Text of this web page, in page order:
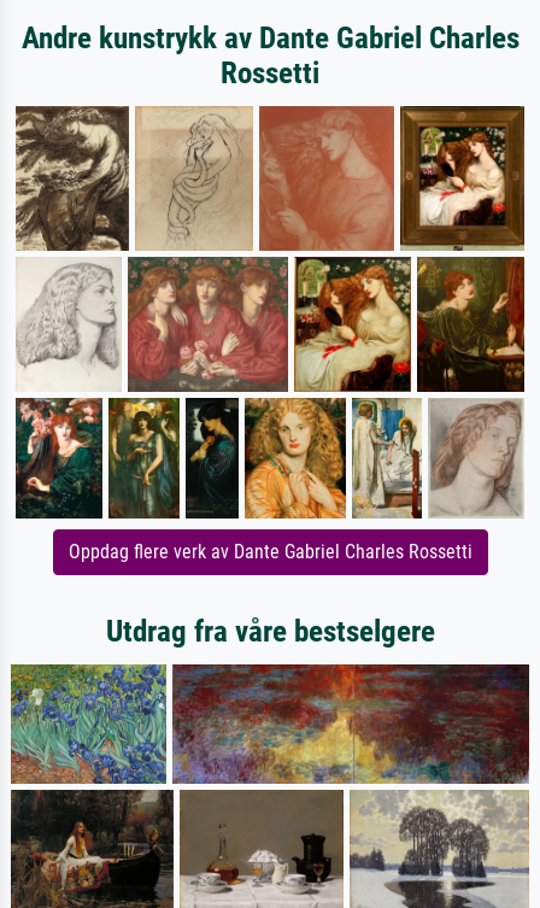
Andre kunstrykk av Dante Gabriel Charles
Rossetti
Oppdag flere verk av Dante Gabriel Charles Rossetti
Utdrag fra våre bestselgere